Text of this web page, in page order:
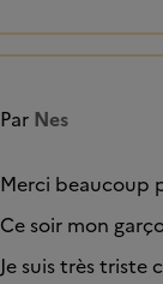
Par Nes
Merci beaucoup
Ce soir mon
Je suis très triste